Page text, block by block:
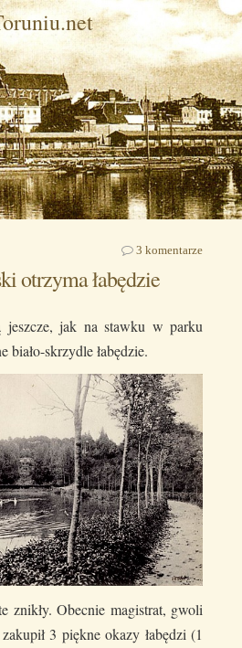
3 komentarze
otrzyma łabędzie
jeszcze, jak na stawku w parku
biało-skrzydle łabędzie.
znikły. Obecnie magistrat, gwoli
3 piękne okazy łabędzi (1